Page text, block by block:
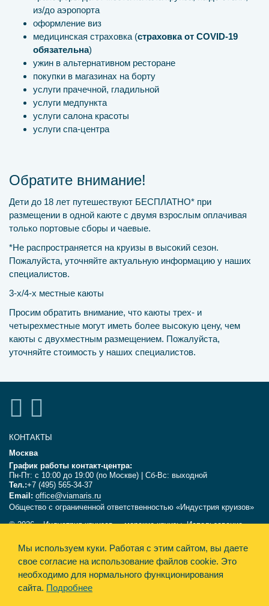
из/до аэропорта
оформление виз
медицинская страховка (страховка от COVID-19
обязательна)
ужин в альтернативном ресторане
покупки в магазинах на борту
услуги прачечной, гладильной
услуги медпункта
услуги салона красоты
услуги спа-центра
Обратите внимание!
Дети до 18 лет путешествуют БЕСПЛАТНО* при
размещении в одной каюте с двумя взрослым оплачивая
только портовые сборы и чаевые.
*Не распространяется на круизы в высокий сезон.
Пожалуйста, уточняйте актуальную информацию у наших
специалистов.
3-х/4-х местные каюты
Просим обратить внимание, что каюты трех- и
четырехместные могут иметь более высокую цену, чем
каюты с двухместным размещением. Пожалуйста,
уточняйте стоимость у наших специалистов.
КОНТАКТЫ
Москва
График работы контакт-центра:
Пн-Пт: с 10:00 до 19:00 (по Москве) | Сб-Вс: выходной
Тел.:+7 (495) 565-34-37
Email: office@viamaris.ru
Общество с ограниченной ответственностью «Индустрия круизов»
© 2026, «Индустрия круизов» - морские круизы. Использование
разрешения компании «Индустрия круизов». Информация,
размещённая на сайте, несёт справочный характер и не является
офертой.
Политика конфиденциальности
Мы используем куки. Работая с этим сайтом, вы даете
свое согласие на использование файлов cookie. Это
необходимо для нормального функционирования
сайта. Подробнее